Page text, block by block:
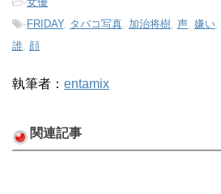
-FRIDAY, タバコ写真 加治将樹 声 嫌い
誰 顔
執筆者： entamix
関連記事